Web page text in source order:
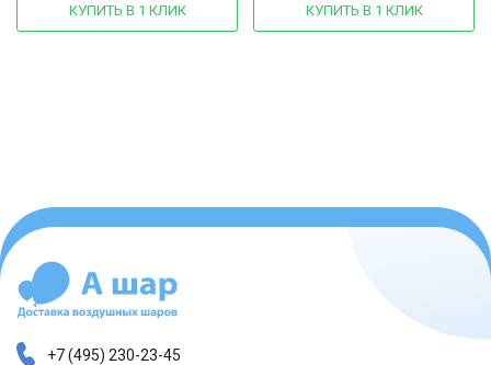
КУПИТЬ В 1 КЛИК КУПИТЬ В 1 КЛИК
+7 (495) 230-23-45